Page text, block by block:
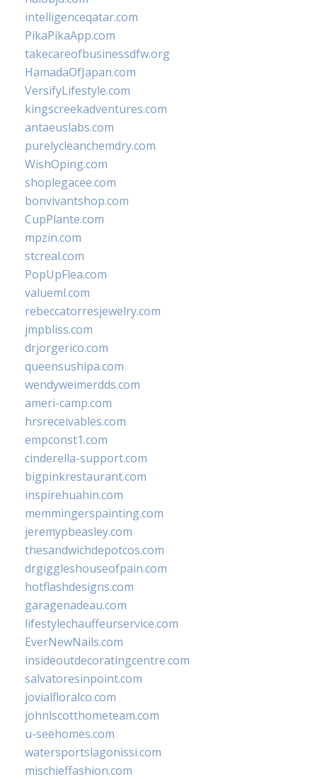
intelligenceqatar.com
PikaPikaApp.com
takecareofbusinessdfw.org
HamadaOfJapan.com
VersifyLifestyle.com
kingscreekadventures.com
antaeuslabs.com
purelycleanchemdry.com
WishOping.com
shoplegacee.com
bonvivantshop.com
CupPlante.com
mpzin.com
stcreal.com
PopUpFlea.com
valueml.com
rebeccatorresjewelry.com
jmpbliss.com
drjorgerico.com
queensushipa.com
wendyweimerdds.com
ameri-camp.com
hrsreceivables.com
empconst1.com
cinderella-support.com
bigpinkrestaurant.com
inspirehuahin.com
memmingerspainting.com
jeremypbeasley.com
thesandwichdepotcos.com
drgiggleshouseofpain.com
hotflashdesigns.com
garagenadeau.com
lifestylechauffeurservice.com
EverNewNails.com
insideoutdecoratingcentre.com
salvatoresinpoint.com
jovialfloralco.com
johnlscotthometeam.com
u-seehomes.com
watersportslagonissi.com
mischieffashion.com